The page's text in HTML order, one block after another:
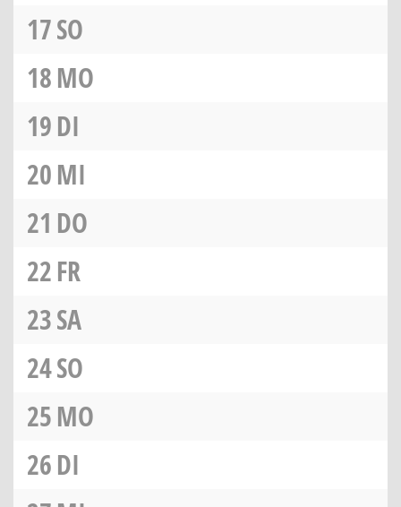
17SO
18MO
19DI
20MI
21 DO
22FR
23SA
24SO
25MO
26DI